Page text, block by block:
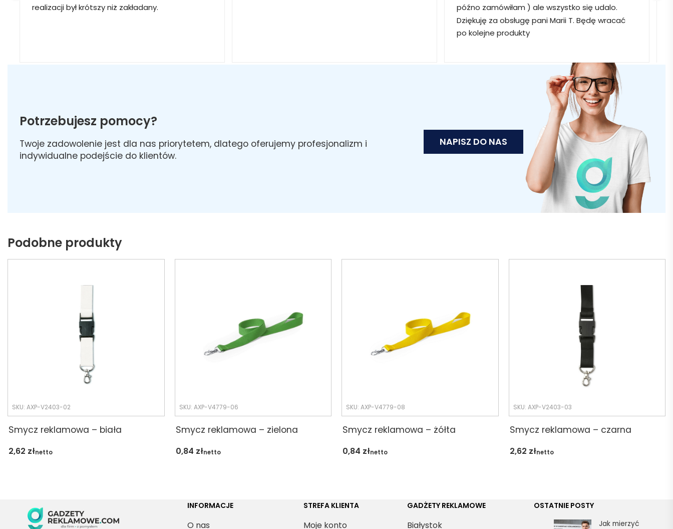
realizacji był krótszy niż zakładany.
późno zamówiłam ) ale wszystko się udalo.
Dziękuję za obsługę pani Marii T. Będę wracać
po kolejne produkty
Potrzebujesz pomocy?
Twoje zadowolenie jest dla nas priorytetem, dlatego oferujemy profesjonalizm i
indywidualne podejście do klientów.
NAPISZ DO NAS
Podobne produkty
SKU: AXP-V2403-02
Smycz reklamowa – biała
2,62 złnetto
SKU: AXP-V4779-06
Smycz reklamowa – zielona
0,84 złnetto
SKU: AXP-V4779-08
Smycz reklamowa – żółta
0,84 złnetto
SKU: AXP-V2403-03
Smycz reklamowa – czarna
2,62 złnetto
INFORMACJE
O nas
STREFA KLIENTA
Moje konto
GADŻETY REKLAMOWE
Białystok
OSTATNIE POSTY
Jak mierzyć